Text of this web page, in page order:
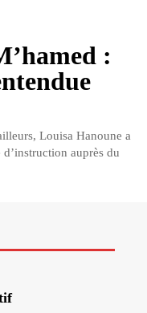
:
Louisa Hanoune a
auprès du